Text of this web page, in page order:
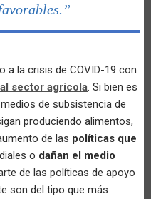
a la crisis de COVID-19 con
sector agrícola. Si bien es
de subsistencia de
produciendo alimentos,
de las políticas que
o dañan el medio
de las políticas de apoyo
son del tipo que más